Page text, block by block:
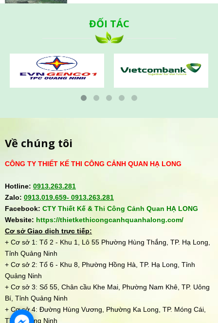
ĐỐI TÁC
Về chúng tôi
CÔNG TY THIẾT KẾ THI CÔNG CẢNH QUAN HẠ LONG
Hotline: 0913.263.281
Zalo: 0913.019.659- 0913.263.281
Facebook: CTY Thiết Kế & Thi Công Cảnh Quan HẠ LONG
Website: https://thietkethicongcanhquanhalong.com/
Cơ sở Giao dịch trực tiếp:
+ Cơ sở 1: Tổ 2 - Khu 1, Lô 55 Phường Hùng Thắng, TP. Hạ Long,
Tỉnh Quảng Ninh
+ Cơ sở 2: Tổ 6 - Khu 8, Phường Hồng Hà, TP. Hạ Long, Tỉnh
Quảng Ninh
+ Cơ sở 3: Số 55, Chân cầu Khe Mai, Phường Nam Khê, TP. Uông
Bí, Tỉnh Quảng Ninh
+ Cơ sở 4: Đường Hùng Vương, Phường Ka Long, TP. Móng Cái,
Tỉnh Quảng Ninh